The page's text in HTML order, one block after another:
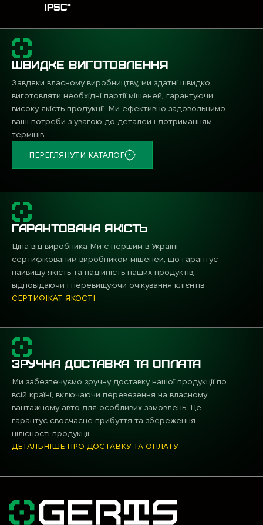
IPSC"
ШВИДКЕ ВИГОТОВЛЕННЯ
Завдяки власному виробництву, ми здатні швидко
виготовляти необхідні партії мішеней, гарантуючи
високу якість продукції. Ми ефективно задовольнимо
ваші потреби з увагою до деталей і дотриманням
термінів.
ПЕРЕГЛЯНУТИ КАТАЛОГ
ГАРАНТОВАНА ЯКІСТЬ
Ціна від виробника Ми є першим в Україні
сертифікованим виробником мішеней, що гарантує
найвищу якість та надійність наших продуктів,
відповідаючи і перевищуючи очікування клієнтів
СЕРТИФІКАТ ЯКОСТІ
ЗРУЧНА ДОСТАВКА ТА ОПЛАТА
Ми забезпечуємо зручну доставку нашої продукції по
всій країні, включаючи перевезення на власному
вантажному авто для особливих замовлень. Це
гарантує своєчасне прибуття та збереження
цілісності продукції..
ДЕТАЛЬНІШЕ ПРО ДОСТАВКУ ТА ОПЛАТУ